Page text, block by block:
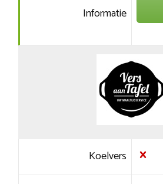
Informatie
Koelvers